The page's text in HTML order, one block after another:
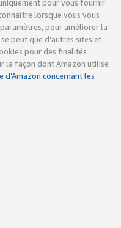
pour vous fournir
lorsque vous vous
pour améliorer la
peut que d’autres sites et
pour des finalités
la façon dont Amazon utilise
d’Amazon concernant les